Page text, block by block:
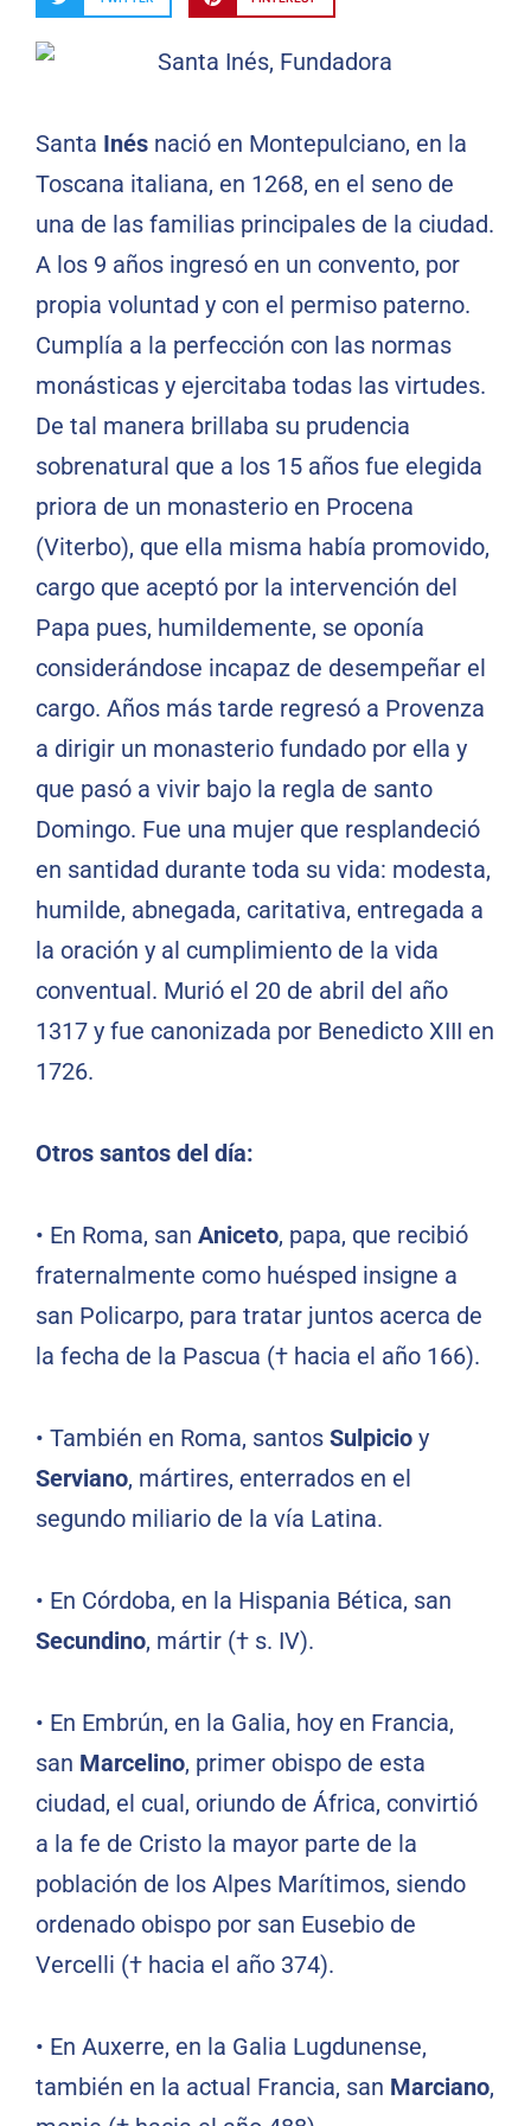
Santa Inés nació en Montepulciano, en la
Toscana italiana, en 1268, en el seno de
una de las familias principales de la ciudad.
A los 9 años ingresó en un convento, por
propia voluntad y con el permiso paterno.
Cumplía a la perfección con las normas
monásticas y ejercitaba todas las virtudes.
De tal manera brillaba su prudencia
sobrenatural que a los 15 años fue elegida
priora de un monasterio en Procena
(Viterbo), que ella misma había promovido,
cargo que aceptó por la intervención del
Papa pues, humildemente, se oponía
considerándose incapaz de desempeñar el
cargo. Años más tarde regresó a Provenza
a dirigir un monasterio fundado por ella y
que pasó a vivir bajo la regla de santo
Domingo. Fue una mujer que resplandeció
en santidad durante toda su vida: modesta,
humilde, abnegada, caritativa, entregada a
la oración y al cumplimiento de la vida
conventual. Murió el 20 de abril del año
1317 y fue canonizada por Benedicto XIII en
1726.
Otros santos del día:
• En Roma, san Aniceto, papa, que recibió
fraternalmente como huésped insigne a
san Policarpo, para tratar juntos acerca de
la fecha de la Pascua († hacia el año 166).
• También en Roma, santos Sulpicio y
Serviano, mártires, enterrados en el
segundo miliario de la vía Latina.
• En Córdoba, en la Hispania Bética, san
Secundino, mártir († s. IV).
• En Embrún, en la Galia, hoy en Francia,
san Marcelino, primer obispo de esta
ciudad, el cual, oriundo de África, convirtió
a la fe de Cristo la mayor parte de la
población de los Alpes Marítimos, siendo
ordenado obispo por san Eusebio de
Vercelli († hacia el año 374).
• En Auxerre, en la Galia Lugdunense,
también en la actual Francia, san Marciano,